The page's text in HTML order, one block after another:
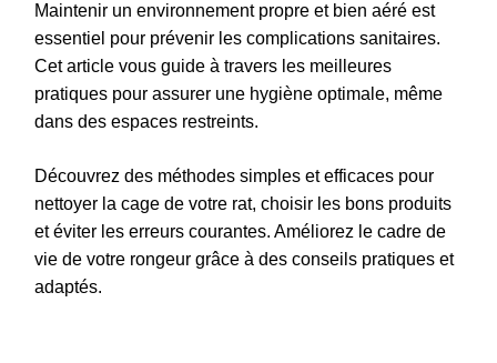
Maintenir un environnement propre et bien aéré est
essentiel pour prévenir les complications sanitaires.
Cet article vous guide à travers les meilleures
pratiques pour assurer une hygiène optimale, même
dans des espaces restreints.
Découvrez des méthodes simples et efficaces pour
nettoyer la cage de votre rat, choisir les bons produits
et éviter les erreurs courantes. Améliorez le cadre de
vie de votre rongeur grâce à des conseils pratiques et
adaptés.